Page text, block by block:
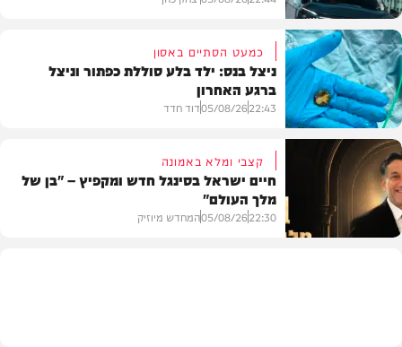
חדשות הרכב
בריאות
כמעט הסתיים באסון
ניצל בנס: ילד בלע סוללת כפתור וניצל
ברגע האחרון
22:43
05/08/26דוד חדד
קצבי ומלא באמונה
חיים ישראל בסינגל חדש ומקפיץ – "בן של
מלך העולם"
22:30
05/08/26המחדש מיוזיק